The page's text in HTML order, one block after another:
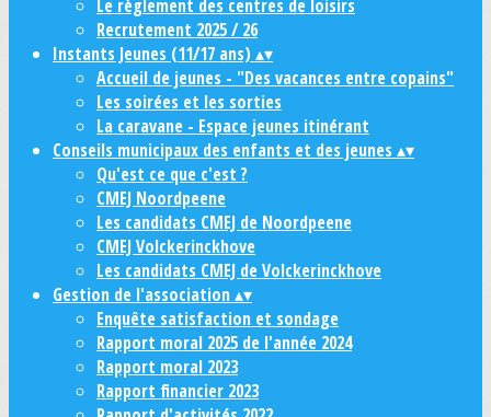
Le règlement des centres de loisirs
Recrutement 2025 / 26
Instants Jeunes (11/17 ans) ▴▾
Accueil de jeunes - "Des vacances entre copains"
Les soirées et les sorties
La caravane - Espace jeunes itinérant
Conseils municipaux des enfants et des jeunes ▴▾
Qu'est ce que c'est ?
CMEJ Noordpeene
Les candidats CMEJ de Noordpeene
CMEJ Volckerinckhove
Les candidats CMEJ de Volckerinckhove
Gestion de l'association▴▾
Enquête satisfaction et sondage
Rapport moral 2025 de l'année 2024
Rapport moral 2023
Rapport financier 2023